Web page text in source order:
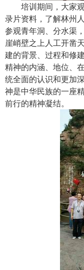
培训期间，大家
录片资料，了解林州
参观青年洞、分水渠
崖峭壁之上人工开凿
建的背景、过程和修
精神的内涵、地位、
统全面的认识和更加
神是中华民族的一座
前行的精神凝结。